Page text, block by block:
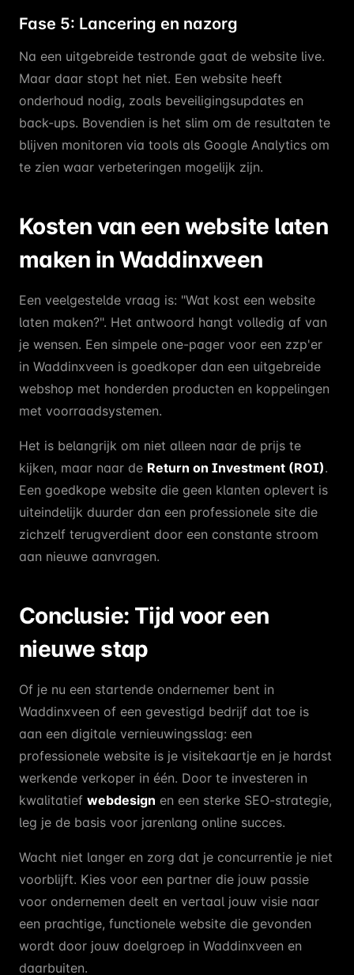
Fase 5: Lancering en nazorg
Na een uitgebreide testronde gaat de website live.
Maar daar stopt het niet. Een website heeft
onderhoud nodig, zoals beveiligingsupdates en
back-ups. Bovendien is het slim om de resultaten te
blijven monitoren via tools als Google Analytics om
te zien waar verbeteringen mogelijk zijn.
Kosten van een website laten
maken in Waddinxveen
Een veelgestelde vraag is: "Wat kost een website
laten maken?". Het antwoord hangt volledig af van
je wensen. Een simpele one-pager voor een zzp'er
in Waddinxveen is goedkoper dan een uitgebreide
webshop met honderden producten en koppelingen
met voorraadsystemen.
Het is belangrijk om niet alleen naar de prijs te
kijken, maar naar de Return on Investment (ROI).
Een goedkope website die geen klanten oplevert is
uiteindelijk duurder dan een professionele site die
zichzelf terugverdient door een constante stroom
aan nieuwe aanvragen.
Conclusie: Tijd voor een
nieuwe stap
Of je nu een startende ondernemer bent in
Waddinxveen of een gevestigd bedrijf dat toe is
aan een digitale vernieuwingsslag: een
professionele website is je visitekaartje en je hardst
werkende verkoper in één. Door te investeren in
kwalitatief webdesign en een sterke SEO-strategie,
leg je de basis voor jarenlang online succes.
Wacht niet langer en zorg dat je concurrentie je niet
voorblijft. Kies voor een partner die jouw passie
voor ondernemen deelt en vertaal jouw visie naar
een prachtige, functionele website die gevonden
wordt door jouw doelgroep in Waddinxveen en
daarbuiten.